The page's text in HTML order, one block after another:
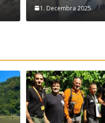
1. Decembra 2025.